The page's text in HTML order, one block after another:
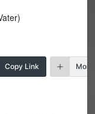
Copy Link More